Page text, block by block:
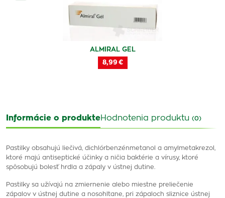
ALMIRAL GEL
8,99 €
Informácie o produkteHodnotenia produktu (0)
Pastilky obsahujú liečivá, dichlórbenzénmetanol a amylmetakrezol,
ktoré majú antiseptické účinky a ničia baktérie a vírusy, ktoré
spôsobujú bolesť hrdla a zápaly v ústnej dutine.
Pastilky sa užívajú na zmiernenie alebo miestne preliečenie
zápalov v ústnej dutine a nosohltane, pri zápaloch sliznice ústnej